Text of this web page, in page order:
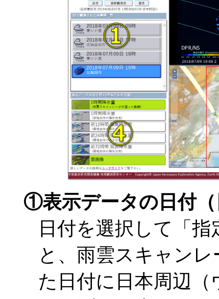
①表示データの日付（
日付を選択して「
と、雨雲スキャン
た日付に日本周辺